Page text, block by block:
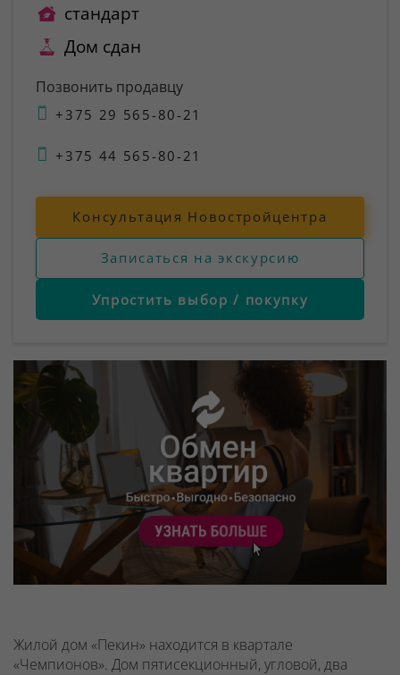
стандарт
Дом сдан
Позвонить продавцу
+375 29 565-80-21
+375 44 565-80-21
Консультация Новостройцентра
Записаться на экскурсию
Упростить выбор / покупку
Жилой дом «Пекин» находится в квартале
«Чемпионов». Дом пятисекционный, угловой, два